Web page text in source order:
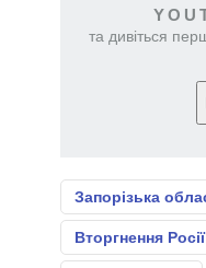
та дивіться
Запорізька
Вторгнення Росії